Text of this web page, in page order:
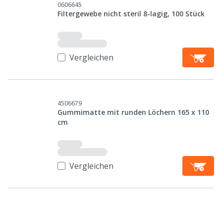
0606645
Filtergewebe nicht steril 8-lagig, 100 Stück
Vergleichen
4506679
Gummimatte mit runden Löchern 165 x 110
cm
Vergleichen